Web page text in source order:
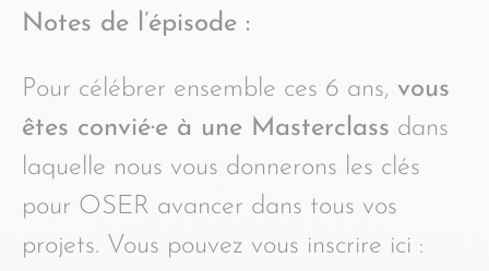
Notes de l’épisode :
Pour célébrer ensemble ces 6 ans, vous
êtes convié·e à une Masterclass dans
laquelle nous vous donnerons les clés
pour OSER avancer dans tous vos
projets. Vous pouvez vous inscrire ici :